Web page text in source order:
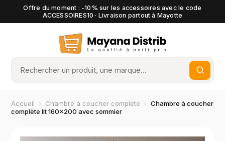
Offre du moment : -10% sur les accessoires avec le code
ACCESSOIRES10 · Livraison partout à Mayotte
Accueil › Chambre à coucher complete › Chambre à coucher
complète lit 160×200 avec sommier